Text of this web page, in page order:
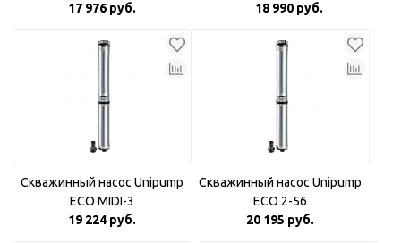
17 976 руб.
18 990 руб.
Скважинный насос Unipump
ECO MIDI-3
19 224 руб.
Скважинный насос Unipump
ECO 2-56
20 195 руб.